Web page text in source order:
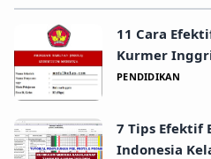
11 Cara
Kurmer
PENDIDIKAN
7 Tips Efektif
Indonesia